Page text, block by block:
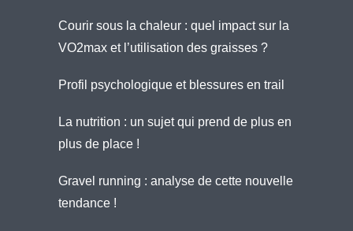
Courir sous la chaleur : quel impact sur la
VO2max et l’utilisation des graisses ?
Profil psychologique et blessures en trail
La nutrition : un sujet qui prend de plus en
plus de place !
Gravel running : analyse de cette nouvelle
tendance !